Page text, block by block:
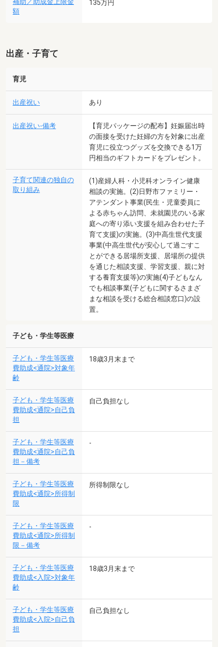
額
135万円
出産・子育て
育児
出産祝い あり
出産祝い-備考
【育児パッケージの配布】妊娠届出時
の面接を受けた妊婦の方を対象に出産
育児に役立つグッズを交換できる1万
円相当のギフトカードをプレゼント。
子育て関連の独自の
取り組み
(1)産婦人科・小児科オンライン健康
相談の実施。(2)日野市ファミリー・
アテンダント事業(民生・児童委員に
よる赤ちゃん訪問、未就園児のいる家
庭への寄り添い支援を組み合わせた子
育て支援)の実施。(3)中高生世代支援
事業(中高生世代が安心して過ごすこ
とができる居場所支援、居場所の提供
を通じた相談支援、学習支援、親に対
する養育支援等)の実施(4)子どもなん
でも相談事業(子どもに関するさまざ
まな相談を受ける総合相談窓口)の設
置。
子ども・学生等医療
子ども・学生等医療
費助成<通院>対象年
齢
18歳3月末まで
子ども・学生等医療
費助成<通院>自己負
担
自己負担なし
子ども・学生等医療
費助成<通院>自己負
担－備考
-
子ども・学生等医療
費助成<通院>所得制
限
所得制限なし
子ども・学生等医療
費助成<通院>所得制
限－備考
-
子ども・学生等医療
費助成<入院>対象年
齢
18歳3月末まで
子ども・学生等医療
費助成<入院>自己負
担
自己負担なし